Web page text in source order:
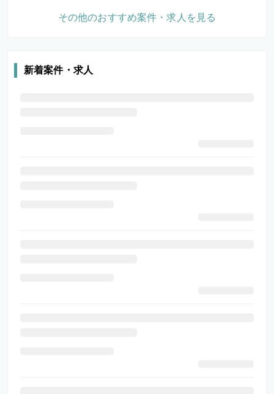
その他のおすすめ案件・求人を見る
新着案件・求人